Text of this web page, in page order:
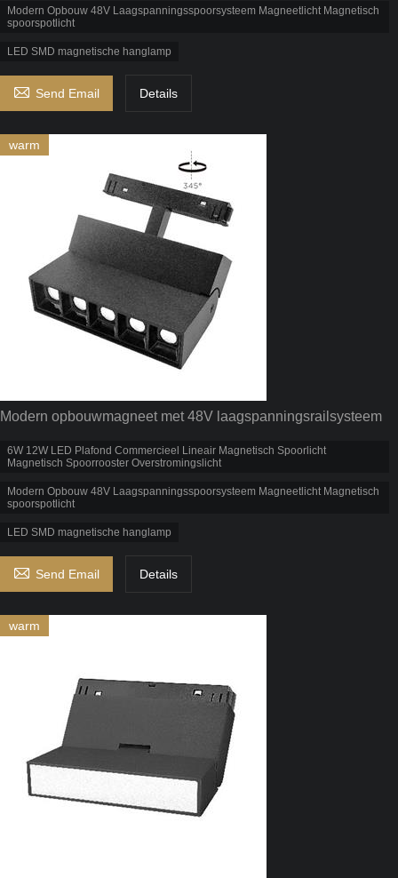
Modern Opbouw 48V Laagspanningsspoorsysteem Magneetlicht Magnetisch
spoorspotlicht
LED SMD magnetische hanglamp
 Send Email Details
warm
Modern opbouwmagneet met 48V laagspanningsrailsysteem
6W 12W LED Plafond Commercieel Lineair Magnetisch Spoorlicht
Magnetisch Spoorrooster Overstromingslicht
Modern Opbouw 48V Laagspanningsspoorsysteem Magneetlicht Magnetisch
spoorspotlicht
LED SMD magnetische hanglamp
 Send Email Details
warm